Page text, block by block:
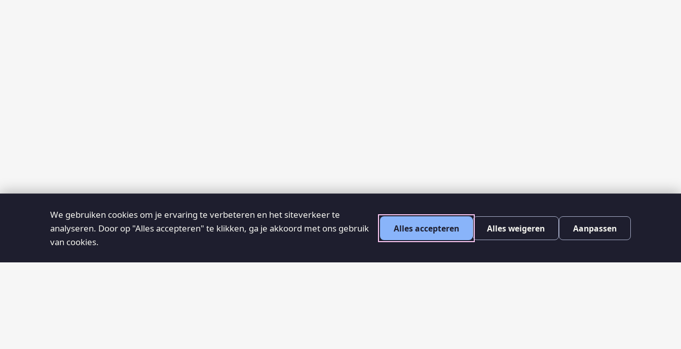
We gebruiken cookies om je ervaring te verbeteren en het siteverkeer te
analyseren. Door op "Alles accepteren" te klikken, ga je akkoord met ons gebruik
van cookies.
Alles accepteren Alles weigeren Aanpassen